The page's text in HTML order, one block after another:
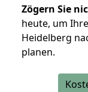
Zögern Sie
heute, um
Heidelberg
planen.